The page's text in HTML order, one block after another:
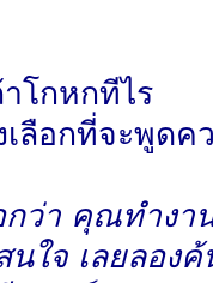
โกหกทีไร
ลือกที่จะพูดค
ว่า คุณทำงา
นใจ เลยลอง